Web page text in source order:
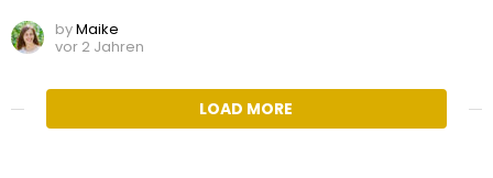
byMaike
vor 2 Jahren
LOAD MORE